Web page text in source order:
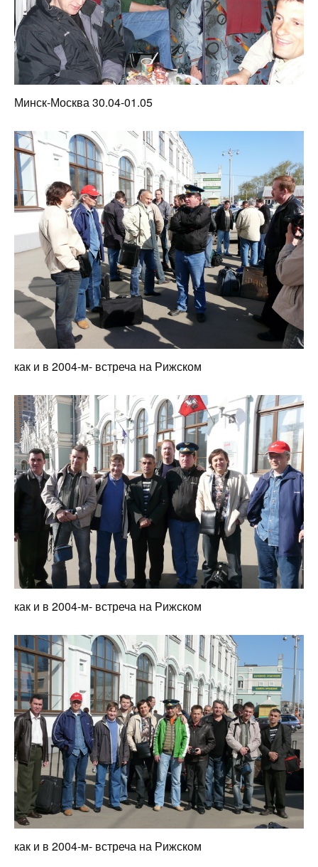
Минск-Москва 30.04-01.05
как и в 2004-м- встреча на Рижском
как и в 2004-м- встреча на Рижском
как и в 2004-м- встреча на Рижском